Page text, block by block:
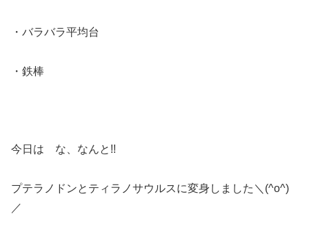
・バラバラ平均台
・鉄棒
今日は な、なんと!!
プテラノドンとティラノサウルスに変身しました＼(^o^)
／